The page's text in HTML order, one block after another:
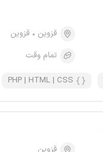
قزوین
قزوین
تمام وقت
PHP | HTML | CSS
قزوین